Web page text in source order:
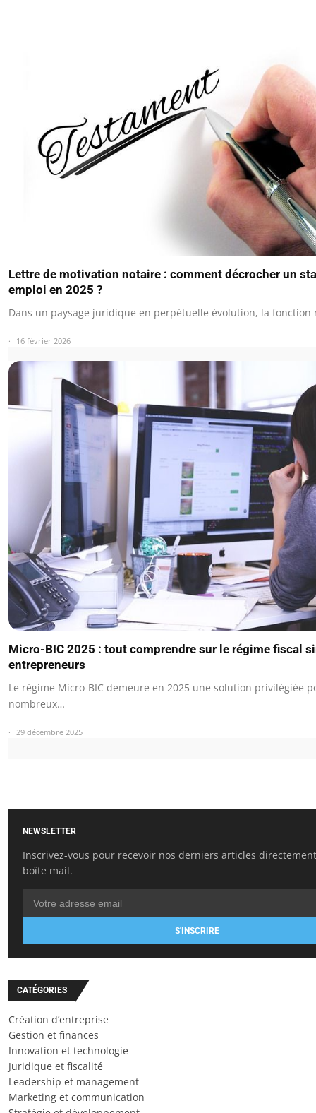
Lettre de motivation notaire : comment décrocher un
emploi en 2025 ?
Dans un paysage juridique en perpétuelle évolution, la
16 février 2026
Micro-BIC 2025 : tout comprendre sur le régime fiscal
entrepreneurs
Le régime Micro-BIC demeure en 2025 une solution privilégiée
nombreux…
29 décembre 2025
NEWSLETTER
Inscrivez-vous pour recevoir nos derniers articles
boîte mail.
S'INSCRIRE
CATÉGORIES
Création d’entreprise
Gestion et finances
Innovation et technologie
Juridique et fiscalité
Leadership et management
Marketing et communication